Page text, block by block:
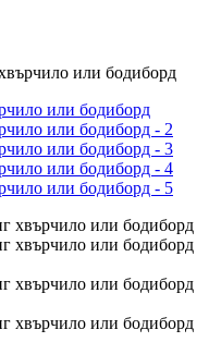
или бодиборд